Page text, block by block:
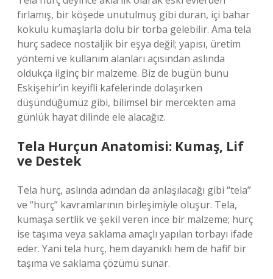
fırlamış, bir köşede unutulmuş gibi duran, içi bahar
kokulu kumaşlarla dolu bir torba gelebilir. Ama tela
hurç sadece nostaljik bir eşya değil; yapısı, üretim
yöntemi ve kullanım alanları açısından aslında
oldukça ilginç bir malzeme. Biz de bugün bunu
Eskişehir’in keyifli kafelerinde dolaşırken
düşündüğümüz gibi, bilimsel bir mercekten ama
günlük hayat dilinde ele alacağız.
Tela Hurçun Anatomisi: Kumaş, Lif
ve Destek
Tela hurç, aslında adından da anlaşılacağı gibi “tela”
ve “hurç” kavramlarının birleşimiyle oluşur. Tela,
kumaşa sertlik ve şekil veren ince bir malzeme; hurç
ise taşıma veya saklama amaçlı yapılan torbayı ifade
eder. Yani tela hurç, hem dayanıklı hem de hafif bir
taşıma ve saklama çözümü sunar.